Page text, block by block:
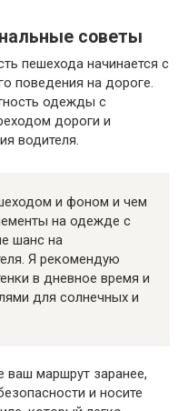
советы
пешехода начинается с
поведения на дороге.
одежды с
дороги и
водителя.
и фоном и чем
на одежде с
шанс на
Я рекомендую
в дневное время и
для солнечных и
ваш маршрут заранее,
и носите